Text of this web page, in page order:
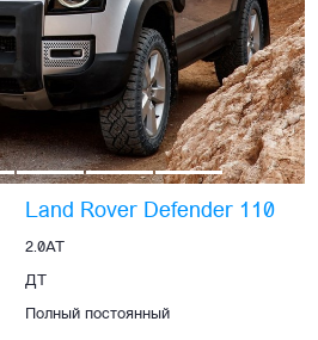
Land Rover Defender 110
2.0AT
ДТ
Полный постоянный